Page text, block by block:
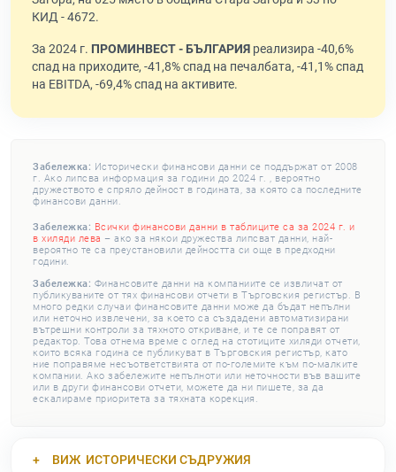
КИД - 4672.
За 2024 г. ПРОМИНВЕСТ - БЪЛГАРИЯ реализира -40,6%
спад на приходите, -41,8% спад на печалбата, -41,1% спад
на EBITDA, -69,4% спад на активите.
Забележка: Исторически финансови данни се поддържат от 2008
г. Ако липсва информация за години до 2024 г. , вероятно
дружеството е спряло дейност в годината, за която са последните
финансови данни.
Забележка: Всички финансови данни в таблиците са за 2024 г. и
в хиляди лева – ако за някои дружества липсват данни, най-
вероятно те са преустановили дейността си още в предходни
години.
Забележка: Финансовите данни на компаниите се извличат от
публикуваните от тях финансови отчети в Търговския регистър. В
много редки случаи финансовите данни може да бъдат непълни
или неточно извлечени, за което са създадени автоматизирани
вътрешни контроли за тяхното откриване, и те се поправят от
редактор. Това отнема време с оглед на стотиците хиляди отчети,
които всяка година се публикуват в Търговския регистър, като
ние поправяме несъответствията от по-големите към по-малките
компании. Ако забележите непълноти или неточности във вашите
или в други финансови отчети, можете да ни пишете, за да
ескалираме приоритета за тяхната корекция.
ВИЖ ИСТОРИЧЕСКИ СЪДРУЖИЯ